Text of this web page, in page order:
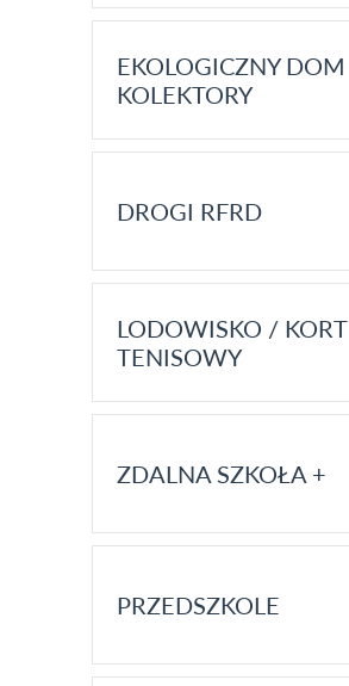
EKOLOGICZNY
KOLEKTORY
DROGI RFRD
LODOWISKO / KORT
TENISOWY
ZDALNA SZKOŁA +
PRZEDSZKOLE